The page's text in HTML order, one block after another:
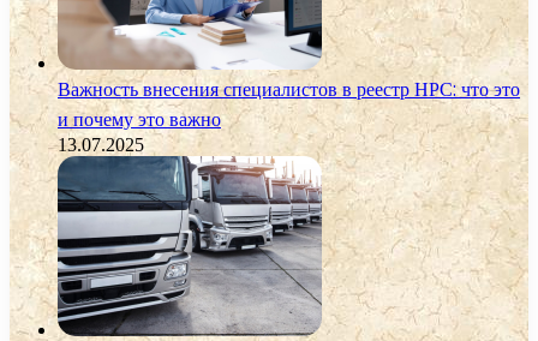
Важность внесения специалистов в реестр НРС: что это
и почему это важно
13.07.2025